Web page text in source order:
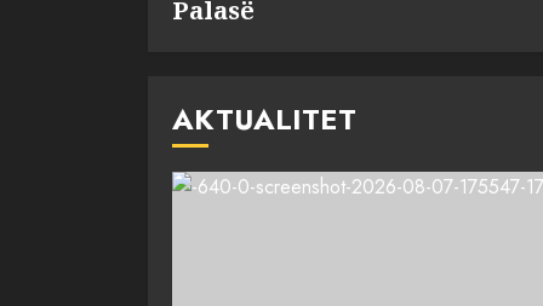
Palasë
AKTUALITET